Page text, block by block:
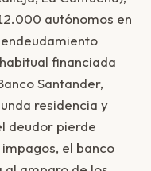
autónomos en
financiada
Santander,
residencia y
deudor pierde
el banco